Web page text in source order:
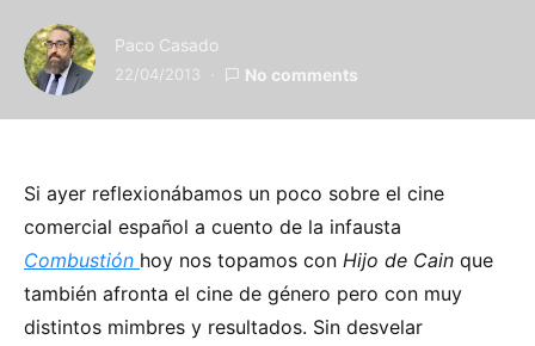
Paco Casado
22/04/2013 No comments
Si ayer reflexionábamos un poco sobre el cine
comercial español a cuento de la infausta
Combustión hoy nos topamos con Hijo de Cain que
también afronta el cine de género pero con muy
distintos mimbres y resultados. Sin desvelar